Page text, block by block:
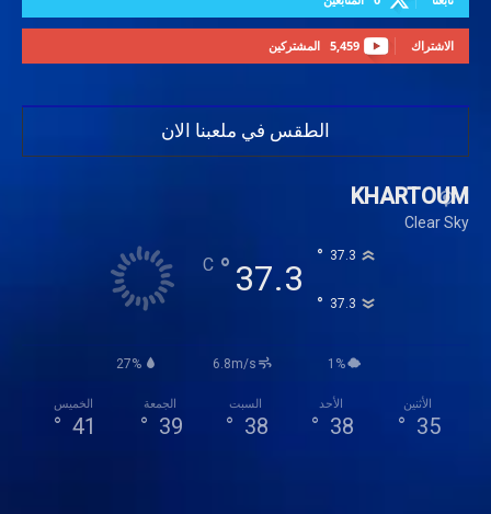
5,459 المشتركين الاشتراك
الطقس في ملعبنا الان
KHARTOUM
Clear Sky
37.3
°
C 37.3
°
37.3
°
27% 6.8m/s 1%
الخميس
41
°
الجمعة
39
°
السبت
38
°
الأحد
38
°
الأثنين
35
°